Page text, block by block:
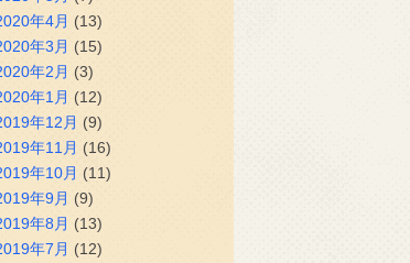
年4月 (13)
年3月 (15)
年2月 (3)
年1月 (12)
年12月 (9)
年11月 (16)
年10月 (11)
年9月 (9)
年8月 (13)
年7月 (12)